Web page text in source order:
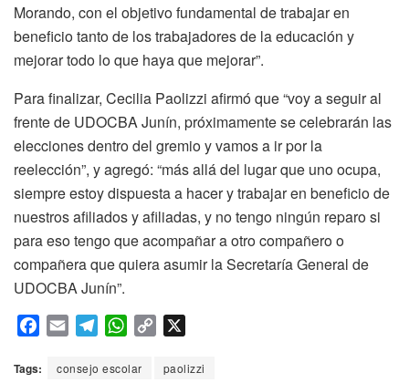
Morando, con el objetivo fundamental de trabajar en
beneficio tanto de los trabajadores de la educación y
mejorar todo lo que haya que mejorar”.
Para finalizar, Cecilia Paolizzi afirmó que “voy a seguir al
frente de UDOCBA Junín, próximamente se celebrarán las
elecciones dentro del gremio y vamos a ir por la
reelección”, y agregó: “más allá del lugar que uno ocupa,
siempre estoy dispuesta a hacer y trabajar en beneficio de
nuestros afiliados y afiliadas, y no tengo ningún reparo si
para eso tengo que acompañar a otro compañero o
compañera que quiera asumir la Secretaría General de
UDOCBA Junín”.
c
a
W
a
p
Tags: consejo escolar paolizzi